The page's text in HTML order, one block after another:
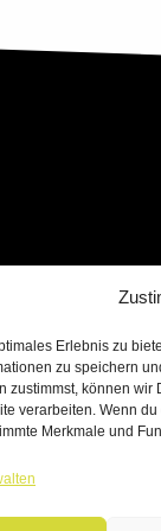
Erlebnis zu
zu speichern
zustimmst, können
verarbeiten. Wenn
Merkmale und